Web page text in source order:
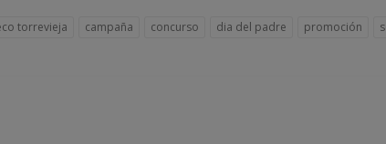
torrevieja campaña concurso dia del padre promoción